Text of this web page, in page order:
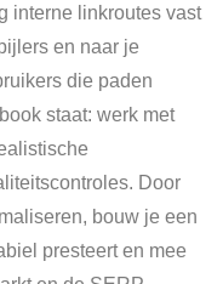
interne linkroutes vast
en naar je
die paden
staat: werk met
Door
bouw je een
presteert en mee